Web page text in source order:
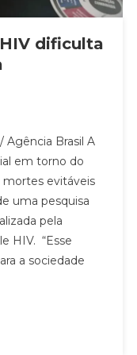
dificulta
Agência Brasil A
em torno do
mortes evitáveis
uma pesquisa
pela
HIV. “Esse
a sociedade